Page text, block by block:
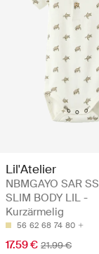
Lil'Atelier
NBMGAYO SAR SS
SLIM BODY LIL -
Kurzärmelig
56 62 68 74 80
17.59 € 21.99 €